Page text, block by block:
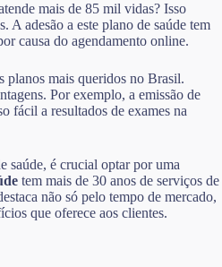
mais de 85 mil vidas? Isso
A adesão a este plano de saúde tem
causa do agendamento online.
planos mais queridos no Brasil.
Por exemplo, a emissão de
fácil a resultados de exames na
saúde, é crucial optar por uma
tem mais de 30 anos de serviços de
não só pelo tempo de mercado,
que oferece aos clientes.